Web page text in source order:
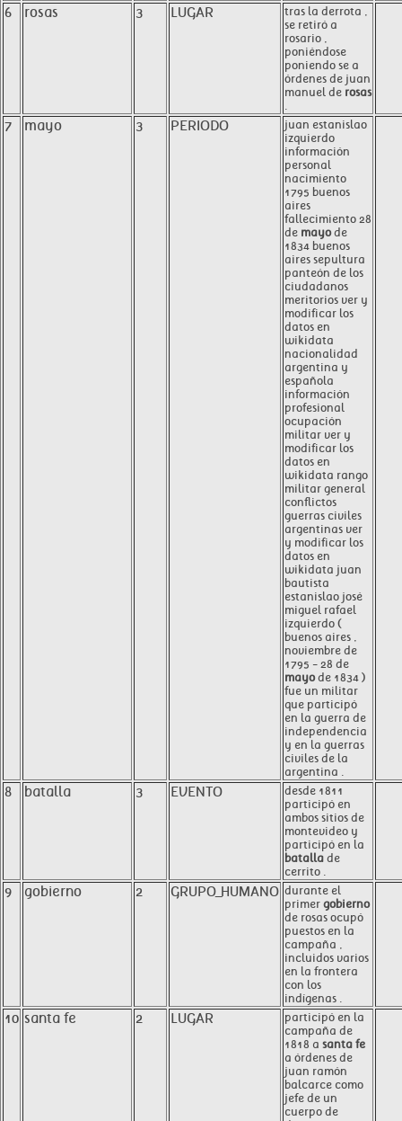
6 rosas 3 LUGAR
tras la derrota ,
se retiró a
rosario ,
poniéndose
poniendo se a
órdenes de juan
manuel de rosas
.
7 mayo 3 PERIODO
juan estanislao
izquierdo
información
personal
nacimiento
1795 buenos
aires
fallecimiento 28
de mayode
1834 buenos
aires sepultura
panteón de los
ciudadanos
meritorios ver y
modificar los
datos en
wikidata
nacionalidad
argentina y
española
información
profesional
ocupación
militar ver y
modificar los
datos en
wikidata rango
militar general
conflictos
guerras civiles
argentinas ver
y modificar los
datos en
wikidata juan
bautista
estanislao josé
miguel rafael
izquierdo (
buenos aires ,
noviembre de
1795 - 28 de
mayode 1834 )
fue un militar
que participó
en la guerra de
independencia
y en la guerras
civiles de la
argentina .
8 batalla 3 EVENTO
desde 1811
participó en
ambos sitios de
montevideo y
participó en la
batalla de
cerrito .
9 gobierno 2 GRUPO_HUMANO durante el
primer gobierno
de rosas ocupó
puestos en la
campaña ,
incluidos varios
en la frontera
con los
indígenas .
10 santa fe 2 LUGAR
participó en la
campaña de
1818 a santa fe
a órdenes de
juan ramón
balcarce como
jefe de un
cuerpo de